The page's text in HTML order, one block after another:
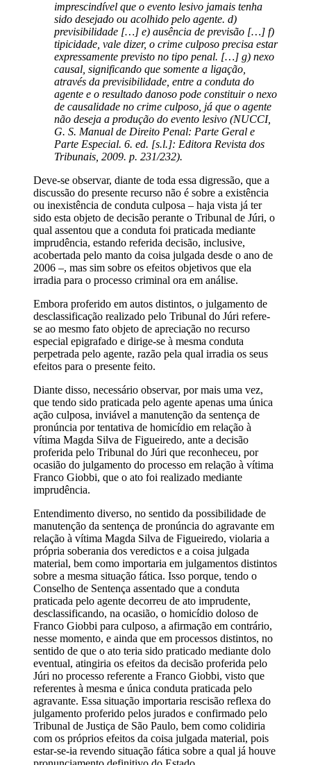
imprescindível que o evento lesivo jamais tenha
sido desejado ou acolhido pelo agente. d)
previsibilidade […] e) ausência de previsão […] f)
tipicidade, vale dizer, o crime culposo precisa estar
expressamente previsto no tipo penal. […] g) nexo
causal, significando que somente a ligação,
através da previsibilidade, entre a conduta do
agente e o resultado danoso pode constituir o nexo
de causalidade no crime culposo, já que o agente
não deseja a produção do evento lesivo (NUCCI,
G. S. Manual de Direito Penal: Parte Geral e
Parte Especial. 6. ed. [s.l.]: Editora Revista dos
Tribunais, 2009. p. 231/232).
Deve-se observar, diante de toda essa digressão, que a
discussão do presente recurso não é sobre a existência
ou inexistência de conduta culposa – haja vista já ter
sido esta objeto de decisão perante o Tribunal de Júri, o
qual assentou que a conduta foi praticada mediante
imprudência, estando referida decisão, inclusive,
acobertada pelo manto da coisa julgada desde o ano de
2006 –, mas sim sobre os efeitos objetivos que ela
irradia para o processo criminal ora em análise.
Embora proferido em autos distintos, o julgamento de
desclassificação realizado pelo Tribunal do Júri refere-
se ao mesmo fato objeto de apreciação no recurso
especial epigrafado e dirige-se à mesma conduta
perpetrada pelo agente, razão pela qual irradia os seus
efeitos para o presente feito.
Diante disso, necessário observar, por mais uma vez,
que tendo sido praticada pelo agente apenas uma única
ação culposa, inviável a manutenção da sentença de
pronúncia por tentativa de homicídio em relação à
vítima Magda Silva de Figueiredo, ante a decisão
proferida pelo Tribunal do Júri que reconheceu, por
ocasião do julgamento do processo em relação à vítima
Franco Giobbi, que o ato foi realizado mediante
imprudência.
Entendimento diverso, no sentido da possibilidade de
manutenção da sentença de pronúncia do agravante em
relação à vítima Magda Silva de Figueiredo, violaria a
própria soberania dos veredictos e a coisa julgada
material, bem como importaria em julgamentos distintos
sobre a mesma situação fática. Isso porque, tendo o
Conselho de Sentença assentado que a conduta
praticada pelo agente decorreu de ato imprudente,
desclassificando, na ocasião, o homicídio doloso de
Franco Giobbi para culposo, a afirmação em contrário,
nesse momento, e ainda que em processos distintos, no
sentido de que o ato teria sido praticado mediante dolo
eventual, atingiria os efeitos da decisão proferida pelo
Júri no processo referente a Franco Giobbi, visto que
referentes à mesma e única conduta praticada pelo
agravante. Essa situação importaria rescisão reflexa do
julgamento proferido pelos jurados e confirmado pelo
Tribunal de Justiça de São Paulo, bem como colidiria
com os próprios efeitos da coisa julgada material, pois
estar-se-ia revendo situação fática sobre a qual já houve